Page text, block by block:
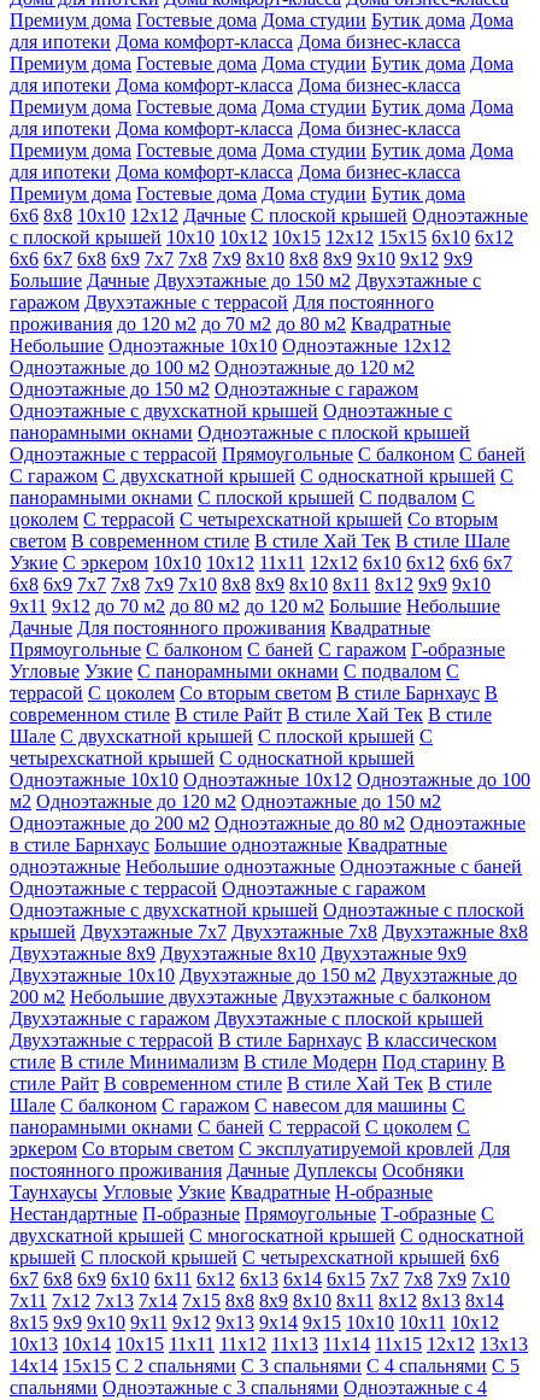
Премиум дома Гостевые дома Дома студии Бутик дома Дома
для ипотеки Дома комфорт-класса Дома бизнес-класса
Премиум дома Гостевые дома Дома студии Бутик дома Дома
для ипотеки Дома комфорт-класса Дома бизнес-класса
Премиум дома Гостевые дома Дома студии Бутик дома Дома
для ипотеки Дома комфорт-класса Дома бизнес-класса
Премиум дома Гостевые дома Дома студии Бутик дома Дома
для ипотеки Дома комфорт-класса Дома бизнес-класса
Премиум дома Гостевые дома Дома студии Бутик дома
6х6 8х8 10х10 12х12 Дачные С плоской крышей Одноэтажные
с плоской крышей 10х10 10х12 10х15 12х12 15х15 6х10 6х12
6х6 6х7 6х8 6х9 7х7 7х8 7х9 8х10 8х8 8х9 9х10 9х12 9х9
Большие Дачные Двухэтажные до 150 м2 Двухэтажные с
гаражом Двухэтажные с террасой Для постоянного
проживания до 120 м2 до 70 м2 до 80 м2 Квадратные
Небольшие Одноэтажные 10х10 Одноэтажные 12х12
Одноэтажные до 100 м2 Одноэтажные до 120 м2
Одноэтажные до 150 м2 Одноэтажные с гаражом
Одноэтажные с двухскатной крышей Одноэтажные с
панорамными окнами Одноэтажные с плоской крышей
Одноэтажные с террасой Прямоугольные С балконом С баней
С гаражом С двухскатной крышей С односкатной крышей С
панорамными окнами С плоской крышей С подвалом С
цоколем С террасой С четырехскатной крышей Со вторым
светом В современном стиле В стиле Хай Тек В стиле Шале
Узкие С эркером 10х10 10х12 11х11 12х12 6х10 6х12 6х6 6х7
6х8 6х9 7х7 7х8 7х9 7х10 8х8 8х9 8х10 8х11 8х12 9х9 9х10
9х11 9х12 до 70 м2 до 80 м2 до 120 м2 Большие Небольшие
Дачные Для постоянного проживания Квадратные
Прямоугольные С балконом С баней С гаражом Г-образные
Угловые Узкие С панорамными окнами С подвалом С
террасой С цоколем Со вторым светом В стиле Барнхаус В
современном стиле В стиле Райт В стиле Хай Тек В стиле
Шале С двухскатной крышей С плоской крышей С
четырехскатной крышей С односкатной крышей
Одноэтажные 10х10 Одноэтажные 10х12 Одноэтажные до 100
м2 Одноэтажные до 120 м2 Одноэтажные до 150 м2
Одноэтажные до 200 м2 Одноэтажные до 80 м2 Одноэтажные
в стиле Барнхаус Большие одноэтажные Квадратные
одноэтажные Небольшие одноэтажные Одноэтажные с баней
Одноэтажные с террасой Одноэтажные с гаражом
Одноэтажные с двухскатной крышей Одноэтажные с плоской
крышей Двухэтажные 7х7 Двухэтажные 7х8 Двухэтажные 8х8
Двухэтажные 8х9 Двухэтажные 8х10 Двухэтажные 9х9
Двухэтажные 10х10 Двухэтажные до 150 м2 Двухэтажные до
200 м2 Небольшие двухэтажные Двухэтажные с балконом
Двухэтажные с гаражом Двухэтажные с плоской крышей
Двухэтажные с террасой В стиле Барнхаус В классическом
стиле В стиле Минимализм В стиле Модерн Под старину В
стиле Райт В современном стиле В стиле Хай Тек В стиле
Шале С балконом С гаражом С навесом для машины С
панорамными окнами С баней С террасой С цоколем С
эркером Со вторым светом С эксплуатируемой кровлей Для
постоянного проживания Дачные Дуплексы Особняки
Таунхаусы Угловые Узкие Квадратные Н-образные
Нестандартные П-образные Прямоугольные Т-образные С
двухскатной крышей С многоскатной крышей С односкатной
крышей С плоской крышей С четырехскатной крышей 6х6
6х7 6х8 6х9 6х10 6х11 6х12 6х13 6х14 6х15 7х7 7х8 7х9 7х10
7х11 7х12 7х13 7х14 7х15 8х8 8х9 8х10 8х11 8х12 8х13 8х14
8х15 9х9 9х10 9х11 9х12 9х13 9х14 9х15 10х10 10х11 10х12
10х13 10х14 10х15 11х11 11х12 11х13 11х14 11х15 12х12 13х13
14х14 15х15 С 2 спальнями С 3 спальнями С 4 спальнями С 5
спальнями Одноэтажные с 3 спальнями Одноэтажные с 4